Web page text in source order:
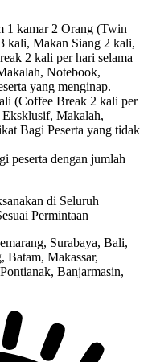
1 kamar 2 Orang (Twin
kali, Makan Siang 2 kali,
2 kali per hari selama
Notebook,
yang menginap.
(Coffee Break 2 kali per
Eksklusif, Makalah,
Bagi Peserta yang tidak
peserta dengan jumlah
di Seluruh
Permintaan
Surabaya, Bali,
Batam, Makassar,
Banjarmasin,